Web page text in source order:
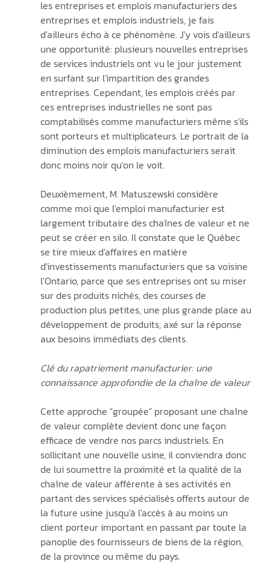
les entreprises et emplois manufacturiers des
entreprises et emplois industriels, je fais
d'ailleurs écho à ce phénomène. J'y vois d'ailleurs
une opportunité: plusieurs nouvelles entreprises
de services industriels ont vu le jour justement
en surfant sur l'impartition des grandes
entreprises. Cependant, les emplois créés par
ces entreprises industrielles ne sont pas
comptabilisés comme manufacturiers même s'ils
sont porteurs et multiplicateurs. Le portrait de la
diminution des emplois manufacturiers serait
donc moins noir qu'on le voit.
Deuxièmement, M. Matuszewski considère
comme moi que l'emploi manufacturier est
largement tributaire des chaînes de valeur et ne
peut se créer en silo. Il constate que le Québec
se tire mieux d'affaires en matière
d'investissements manufacturiers que sa voisine
l'Ontario, parce que ses entreprises ont su miser
sur des produits nichés, des courses de
production plus petites, une plus grande place au
développement de produits, axé sur la réponse
aux besoins immédiats des clients.
Clé du rapatriement manufacturier: une
connaissance approfondie de la chaîne de valeur
Cette approche "groupée" proposant une chaîne
de valeur complète devient donc une façon
efficace de vendre nos parcs industriels. En
sollicitant une nouvelle usine, il conviendra donc
de lui soumettre la proximité et la qualité de la
chaîne de valeur afférente à ses activités en
partant des services spécialisés offerts autour de
la future usine jusqu'à l'accès à au moins un
client porteur important en passant par toute la
panoplie des fournisseurs de biens de la région,
de la province ou même du pays.